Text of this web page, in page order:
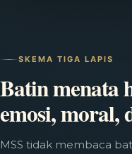
SKEMA TIGA LAPIS
Batin menata
emosi, moral,
MSS tidak membaca